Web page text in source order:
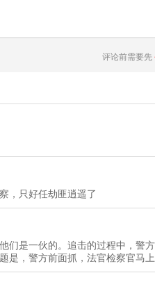
评论前需要先
，只好任劫匪逍遥了
们是一伙的。追击的过程中，警
是，警方前面抓，法官检察官马